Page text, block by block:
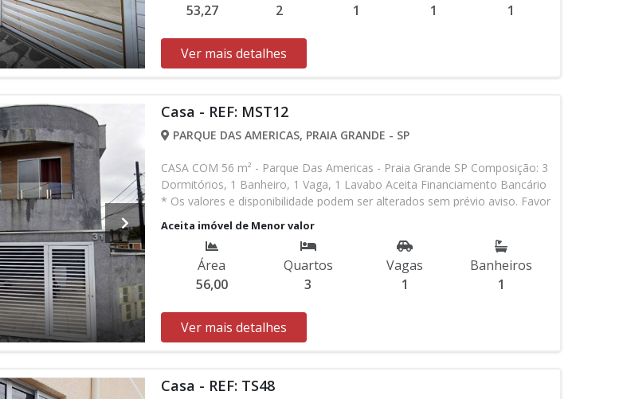
53,27
2
1
1
1
Ver mais detalhes
Casa - REF: MST12
PARQUE DAS AMERICAS, PRAIA GRANDE - SP
CASA COM 56 m² - Parque Das Americas - Praia Grande SP Composição: 3
Dormitórios, 1 Banheiro, 1 Vaga, 1 Lavabo Aceita Financiamento Bancário
* Os valores e disponibilidade podem ser alterados sem prévio aviso. Favor
verificar entrando em contato com nossa equipe
Aceita imóvel de Menor valor
Área
56,00
Quartos
3
Vagas
1
Banheiros
1
Ver mais detalhes
Casa - REF: TS48